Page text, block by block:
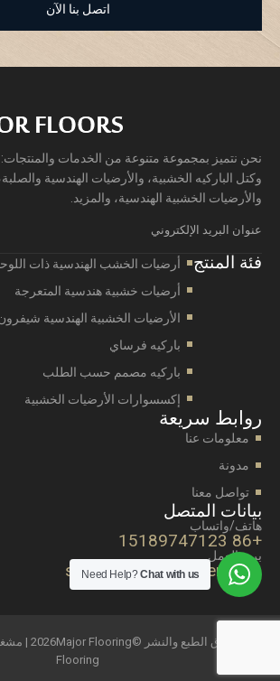
اتصل بنا الآن
نحن نتميز بمجموعة متنوعة من الخدمات والمنتجات:
وكتل الباركيه الخشبية، والأرضيات الهندسية
والأرضيات الخشبية الهندسية، والمزيد.
فئة المنتج
أرضيات الخشب الهندسية ذات
أرضيات خشبية هندسية المتعرجة
الأرضيات الخشبية الهندسية
باركيه فرساي
باركيه مصمم حسب الطلب
إكسسوارات الأرضيات الخشبية
روابط سريعة
معلومات عنا
مدونة
تواصل معنا
بيانات المتصل
هاتف/واتساب
+86 15189747123
بريد العمل
sales@majorwooden.com
Flooring
Need Help?Chat with us